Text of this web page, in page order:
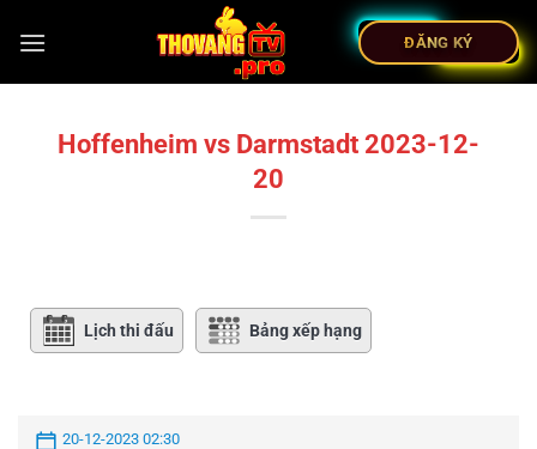
ĐĂNG KÝ
Hoffenheim vs Darmstadt 2023-12-
20
Lịch thi đấu Bảng xếp hạng
20-12-2023 02:30